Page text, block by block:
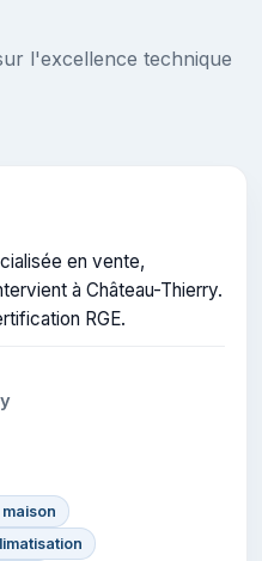
l'excellence technique
en vente,
à Château-Thierry.
RGE.